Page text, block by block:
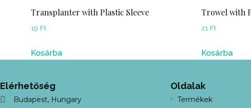
Transplanter with Plastic Sleeve
19 Ft
Kosárba
Trowel with
21 Ft
Kosárba
Elérhetőség
Budapest, Hungary
Oldalak
Termékek